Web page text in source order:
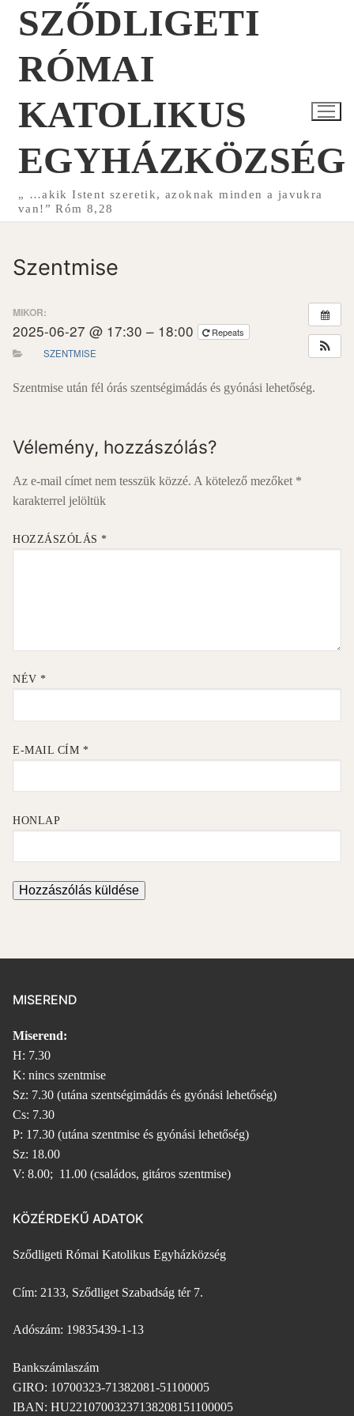
UgrásSZŐDLIGETI
RÓMAI
KATOLIKUS
EGYHÁZKÖZSÉG
„ …akik Istent szeretik, azoknak minden a javukra
van!” Róm 8,28
Szentmise
MIKOR:
2025-06-27 @ 17:30 – 18:00
Repeats
SZENTMISE
Szentmise után fél órás szentségimádás és gyónási lehetőség.
Vélemény, hozzászólás?
Az e-mail címet nem tesszük közzé. A kötelező mezőket *
karakterrel jelöltük
HOZZÁSZÓLÁS *
NÉV *
E-MAIL CÍM *
HONLAP
MISEREND
Miserend:
H: 7.30
K: nincs szentmise
Sz: 7.30 (utána szentségimádás és gyónási lehetőség)
Cs: 7.30
P: 17.30 (utána szentmise és gyónási lehetőség)
Sz: 18.00
V: 8.00; 11.00 (családos, gitáros szentmise)
KÖZÉRDEKŰ ADATOK
Sződligeti Római Katolikus Egyházközség
Cím: 2133, Sződliget Szabadság tér 7.
Adószám: 19835439-1-13
Bankszámlaszám
GIRO: 10700323-71382081-51100005
IBAN: HU22107003237138208151100005